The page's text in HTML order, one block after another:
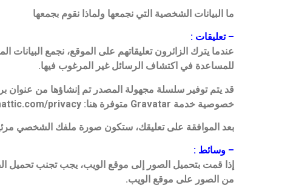
ما البيانات الشخصية التي نجمعها ولماذا نقوم بجمعها
– تعليقات :
للمساعدة في اكتشاف الرسائل غير المرغوب فيها.
خصوصية خدمة Gravatar متوفرة هنا: https://automattic.com/privacy/.
بعد الموافقة على تعليقك، ستكون صورة ملفك الشخصي
– وسائط :
من الصور على موقع الويب.